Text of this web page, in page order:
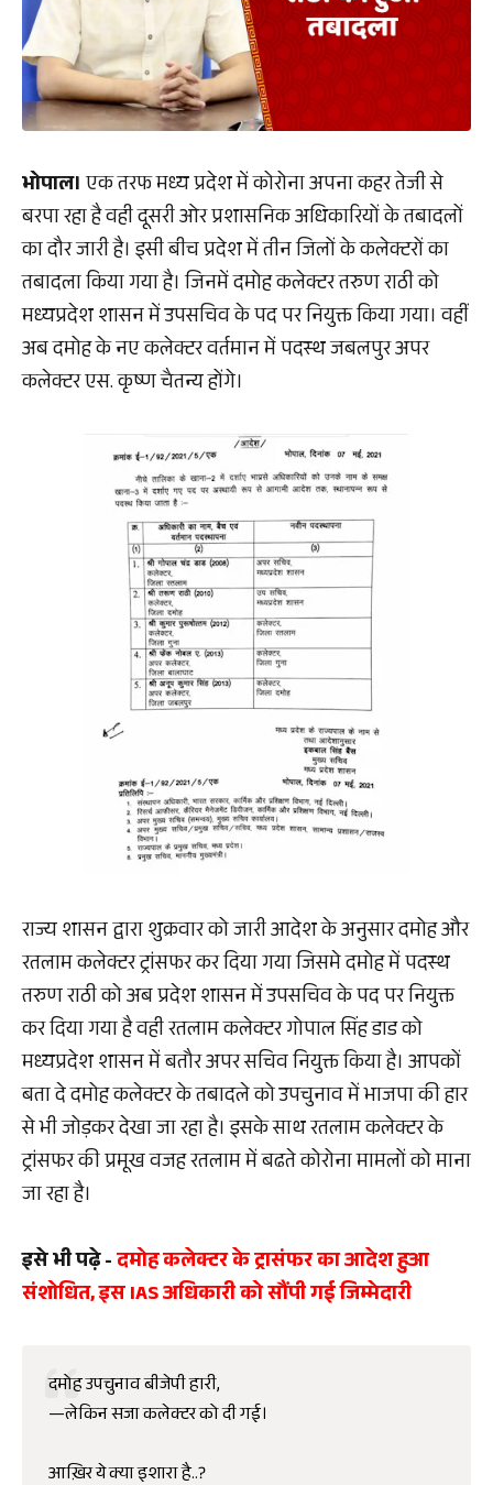
भोपाल। एक तरफ मध्य प्रदेश में कोरोना अपना कहर तेजी से
बरपा रहा है वही दूसरी ओर प्रशासनिक अधिकारियों के तबादलों
का दौर जारी है। इसी बीच प्रदेश में तीन जिलों के कलेक्टरों का
तबादला किया गया है। जिनमें दमोह कलेक्टर तरुण राठी को
मध्यप्रदेश शासन में उपसचिव के पद पर नियुक्त किया गया। वहीं
अब दमोह के नए कलेक्टर वर्तमान में पदस्थ जबलपुर अपर
कलेक्टर एस. कृष्ण चैतन्य होंगे।
राज्य शासन द्वारा शुक्रवार को जारी आदेश के अनुसार दमोह और
रतलाम कलेक्टर ट्रांसफर कर दिया गया जिसमे दमोह में पदस्थ
तरुण राठी को अब प्रदेश शासन में उपसचिव के पद पर नियुक्त
कर दिया गया है वही रतलाम कलेक्टर गोपाल सिंह डाड को
मध्यप्रदेश शासन में बतौर अपर सचिव नियुक्त किया है। आपकों
बता दे दमोह कलेक्टर के तबादले को उपचुनाव में भाजपा की हार
से भी जोड़कर देखा जा रहा है। इसके साथ रतलाम कलेक्टर के
ट्रांसफर की प्रमूख वजह रतलाम में बढते कोरोना मामलों को माना
जा रहा है।
इसे भी पढ़े -दमोह कलेक्टर के ट्रासंफर का आदेश हुआ
संशोधित, इस IAS अधिकारी को सौंपी गई जिम्मेदारी
दमोह उपचुनाव बीजेपी हारी,
—लेकिन सजा कलेक्टर को दी गई।
आख़िर ये क्या इशारा है..?